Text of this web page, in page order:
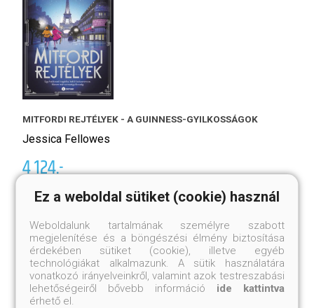
MITFORDI REJTÉLYEK - A GUINNESS-GYILKOSSÁGOK
Jessica Fellowes
4 124.-
Korábbi ár:2 750.-
Eredeti ár:5 499.-
Megnézem Kosárba
Ez a weboldal sütiket (cookie) használ
Weboldalunk tartalmának személyre szabott
megjelenítése és a böngészési élmény biztosítása
érdekében sütiket (cookie), illetve egyéb
technológiákat alkalmazunk. A sütik használatára
vonatkozó irányelveinkről, valamint azok testreszabási
lehetőségeiről bővebb információ ide kattintva
érhető el.